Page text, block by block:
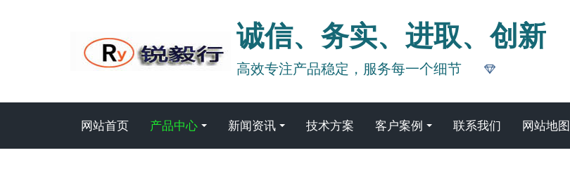
诚信、务实、进取、创新
高效专注产品稳定，服务每一个细节
网站首页 产品中心 新闻资讯 技术方案 客户案例 联系我们 网站地图